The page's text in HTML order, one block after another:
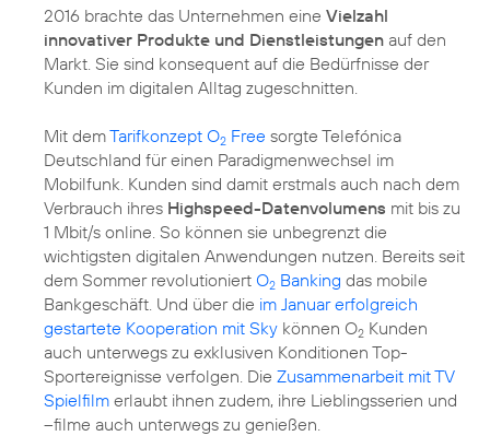
2016 brachte das Unternehmen eine Vielzahl
innovativer Produkte und Dienstleistungen auf den
Markt. Sie sind konsequent auf die Bedürfnisse der
Kunden im digitalen Alltag zugeschnitten.
Mit demTarifkonzept O2 Free sorgte Telefónica
Deutschland für einen Paradigmenwechsel im
Mobilfunk. Kunden sind damit erstmals auch nach dem
Verbrauch ihres Highspeed-Datenvolumens mit bis zu
1 Mbit/s online. So können sie unbegrenzt die
wichtigsten digitalen Anwendungen nutzen. Bereits seit
dem Sommer revolutioniert O2 Banking das mobile
Bankgeschäft. Und über die im Januar erfolgreich
gestartete Kooperation mit Sky können O2 Kunden
auch unterwegs zu exklusiven Konditionen Top-
Sportereignisse verfolgen. Die Zusammenarbeit mit TV
Spielfilm erlaubt ihnen zudem, ihre Lieblingsserien und
–filme auch unterwegs zu genießen.